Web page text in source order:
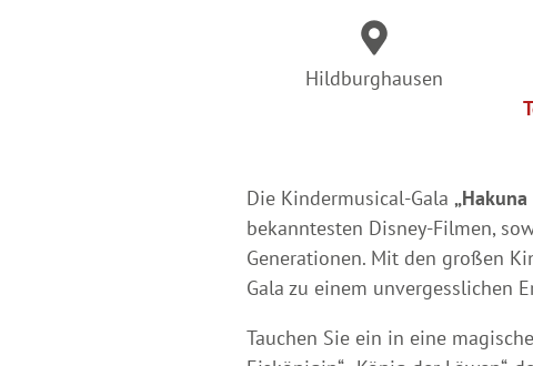
Hildburghausen
Die Kindermusical-Gala
bekanntesten Disney-Filmen,
Generationen. Mit den großen
Gala zu einem unvergesslichen
Tauchen Sie ein in eine